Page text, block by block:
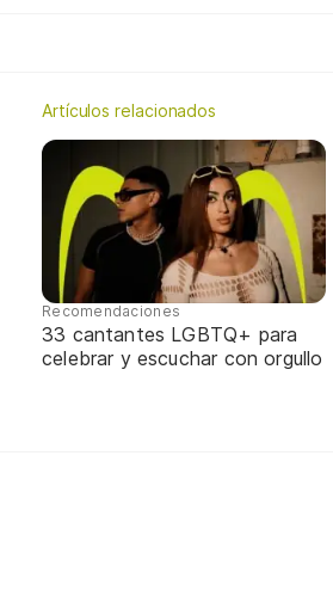
Artículos relacionados
Recomendaciones
33 cantantes LGBTQ+ para
celebrar y escuchar con orgullo